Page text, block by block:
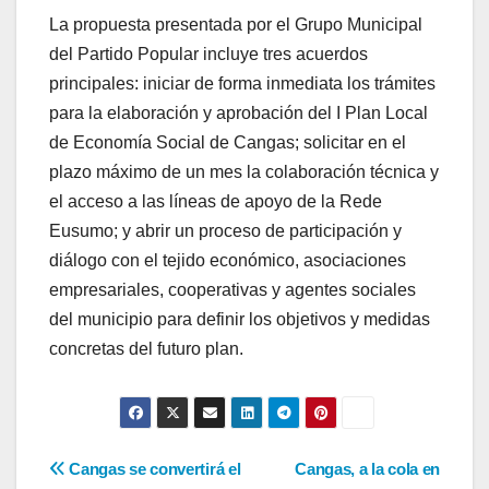
La propuesta presentada por el Grupo Municipal
del Partido Popular incluye tres acuerdos
principales: iniciar de forma inmediata los trámites
para la elaboración y aprobación del I Plan Local
de Economía Social de Cangas; solicitar en el
plazo máximo de un mes la colaboración técnica y
el acceso a las líneas de apoyo de la Rede
Eusumo; y abrir un proceso de participación y
diálogo con el tejido económico, asociaciones
empresariales, cooperativas y agentes sociales
del municipio para definir los objetivos y medidas
concretas del futuro plan.
Navegación
Cangas, a la cola en
Cangas se convertirá el